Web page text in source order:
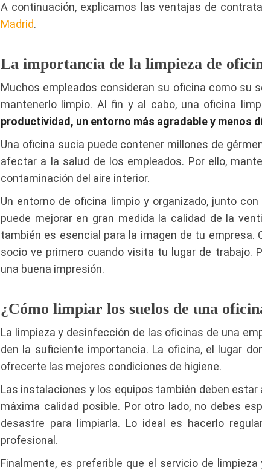
A continuación, explicamos las ventajas de
Madrid.
La importancia de la limpieza de
Muchos empleados consideran su oficina como su
mantenerlo limpio. Al fin y al cabo, una oficina
productividad, un entorno más agradable y menos
Una oficina sucia puede contener millones de
afectar a la salud de los empleados. Por ello,
contaminación del aire interior.
Un entorno de oficina limpio y organizado, junto
puede mejorar en gran medida la calidad de la
también es esencial para la imagen de tu empresa.
socio ve primero cuando visita tu lugar de trabajo.
una buena impresión.
¿Cómo limpiar los suelos de una
La limpieza y desinfección de las oficinas de una
den la suficiente importancia. La oficina, el lugar
ofrecerte las mejores condiciones de higiene.
Las instalaciones y los equipos también deben
máxima calidad posible. Por otro lado, no debes
desastre para limpiarla. Lo ideal es hacerlo
profesional.
Finalmente, es preferible que el servicio de